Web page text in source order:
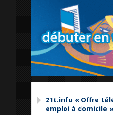
21t.info « Offre
emploi à domicile »